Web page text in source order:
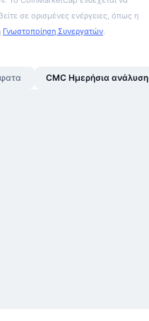
σε ορισμένες ενέργειες, όπως η
Γνωστοποίηση Συνεργατών.
CMC Ημερήσια ανάλυση